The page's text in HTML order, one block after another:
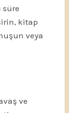
süre
kitap
veya
ve